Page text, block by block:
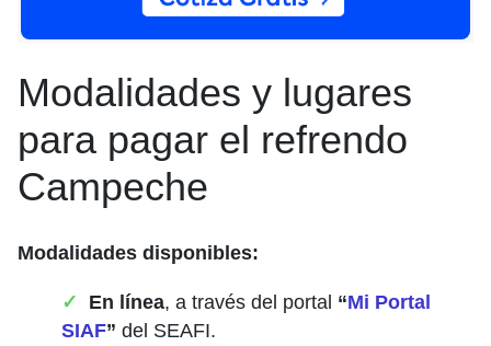
Modalidades y lugares
para pagar el refrendo
Campeche
Modalidades disponibles:
En línea, a través del portal “Mi Portal
SIAF” del SEAFI.